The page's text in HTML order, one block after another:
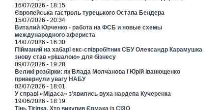
16/07/2026 - 18:15
Європейська гастроль турецького Остапа Бендера
15/07/2026 - 20:34
Виталий Юрченко - работа на ФСБ и новые схемы
международного афериста
14/07/2026 - 16:30
Пійманий на хабарі екс-співробітник СБУ Олександр Карамушка
знову став «рішалою» для бізнесу
09/07/2026 - 19:28
Великі розбірки: як Влада Молчанова і Юрій Іванющенко
привернули увагу НАБУ
02/07/2026 - 18:01
У справі «Мідаса» з’явились вуха нардепа Кучеренка
19/06/2026 - 18:19
Тінь Тігіпка. Хто викупив Єрмака із СІЗО